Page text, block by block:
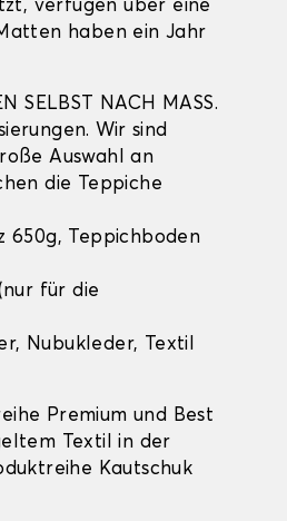
verfügen über eine
haben ein Jahr
SELBST NACH MASS.
Wir sind
Auswahl an
die Teppiche
650g, Teppichboden
für die
Nubukleder, Textil
Premium und Best
Textil in der
Kautschuk